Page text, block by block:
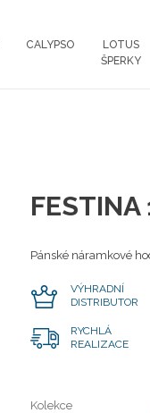
CALYPSO
LOTUS
ŠPERKY
Pánské náramkové
VÝHRADNÍ
DISTRIBUTOR
RYCHLÁ
REALIZACE
Kolekce